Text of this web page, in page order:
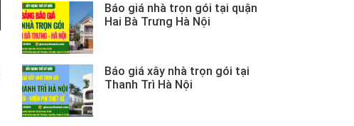
Báo giá nhà trọn gói tại quận
Hai Bà Trưng Hà Nội
Báo giá xây nhà trọn gói tại
Thanh Trì Hà Nội